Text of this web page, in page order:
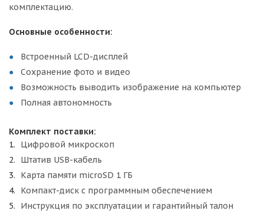
комплектацию.
Основные особенности:
Встроенный LCD-дисплей
Сохранение фото и видео
Возможность выводить изображение на компьютер
Полная автономность
Комплект поставки:
Цифровой микроскоп
Штатив USB-кабель
Карта памяти microSD 1 ГБ
Компакт-диск с программным обеспечением
Инструкция по эксплуатации и гарантийный талон